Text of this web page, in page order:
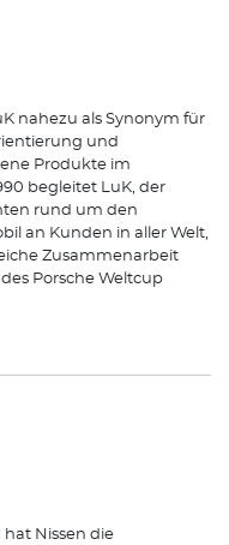
nahezu als Synonym für
und
Produkte im
begleitet LuK, der
rund um den
an Kunden in aller Welt,
Zusammenarbeit
Porsche Weltcup
Nissen die